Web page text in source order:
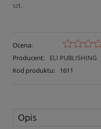
szt.
Ocena:
Producent:
ELI PUBLISHING
Kod produktu:
1611
Opis